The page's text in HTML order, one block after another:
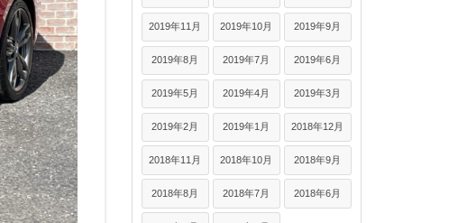
2019年11月 2019年10月 2019年9月
2019年8月 2019年7月 2019年6月
2019年5月 2019年4月 2019年3月
2019年2月 2019年1月 2018年12月
2018年11月 2018年10月 2018年9月
2018年8月 2018年7月 2018年6月